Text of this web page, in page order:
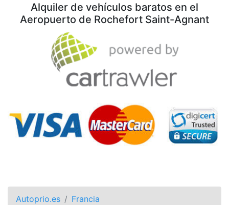
Alquiler de vehículos baratos en el
Aeropuerto de Rochefort Saint-Agnant
Autoprio.es
Francia